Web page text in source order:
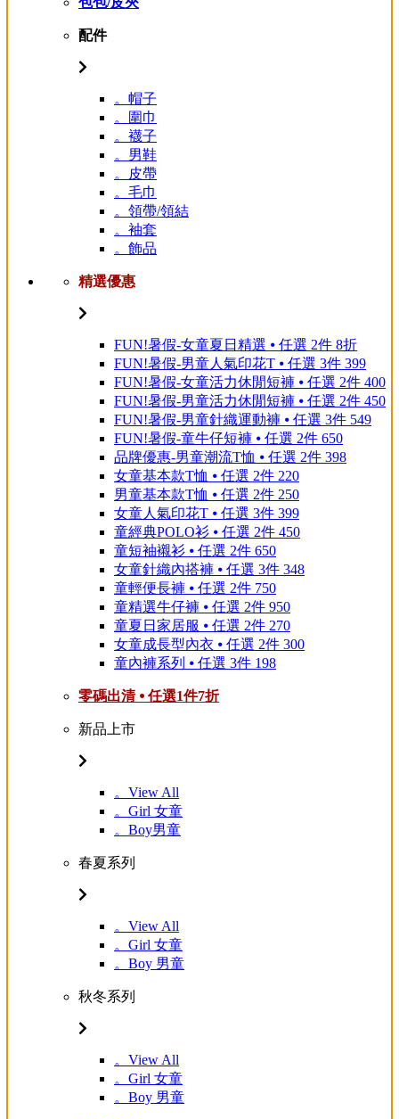
配件
。帽子
。圍巾
。襪子
。男鞋
。皮帶
。毛巾
。領帶/領結
。袖套
。飾品
精選優惠
FUN!暑假-女童夏日精選 ⦁ 任選 2件 8折
FUN!暑假-男童人氣印花T ⦁ 任選 3件 399
FUN!暑假-女童活力休閒短褲 ⦁ 任選 2件 400
FUN!暑假-男童活力休閒短褲 ⦁ 任選 2件 450
FUN!暑假-男童針織運動褲 ⦁ 任選 3件 549
FUN!暑假-童牛仔短褲 ⦁ 任選 2件 650
品牌優惠-男童潮流T恤 ⦁ 任選 2件 398
女童基本款T恤 ⦁ 任選 2件 220
男童基本款T恤 ⦁ 任選 2件 250
女童人氣印花T ⦁ 任選 3件 399
童經典POLO衫 ⦁ 任選 2件 450
童短袖襯衫 ⦁ 任選 2件 650
女童針織內搭褲 ⦁ 任選 3件 348
童輕便長褲 ⦁ 任選 2件 750
童精選牛仔褲 ⦁ 任選 2件 950
童夏日家居服 ⦁ 任選 2件 270
女童成長型內衣 ⦁ 任選 2件 300
童內褲系列 ⦁ 任選 3件 198
零碼出清 ⦁ 任選1件7折
新品上市
。View All
。Girl 女童
。Boy男童
春夏系列
。View All
。Girl 女童
。Boy 男童
秋冬系列
。View All
。Girl 女童
。Boy 男童